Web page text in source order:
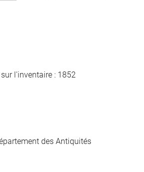
l'inventaire : 1852
des Antiquités